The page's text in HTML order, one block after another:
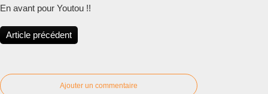
En avant pour Youtou !!
Article précédent
Ajouter un commentaire